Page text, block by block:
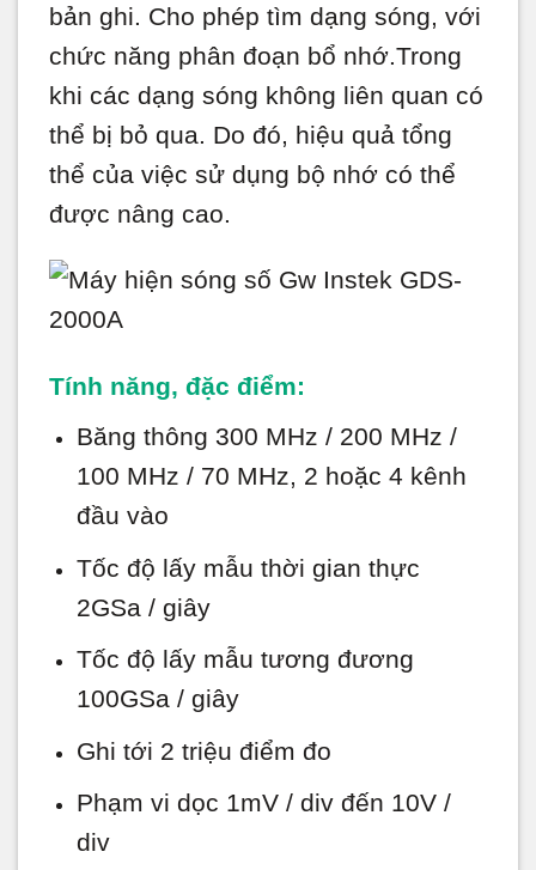
bản ghi. Cho phép tìm dạng sóng, với
chức năng phân đoạn bổ nhớ.Trong
khi các dạng sóng không liên quan có
thể bị bỏ qua. Do đó, hiệu quả tổng
thể của việc sử dụng bộ nhớ có thể
được nâng cao.
Tính năng, đặc điểm:
Băng thông 300 MHz / 200 MHz /
100 MHz / 70 MHz, 2 hoặc 4 kênh
đầu vào
Tốc độ lấy mẫu thời gian thực
2GSa / giây
Tốc độ lấy mẫu tương đương
100GSa / giây
Ghi tới 2 triệu điểm đo
Phạm vi dọc 1mV / div đến 10V /
div